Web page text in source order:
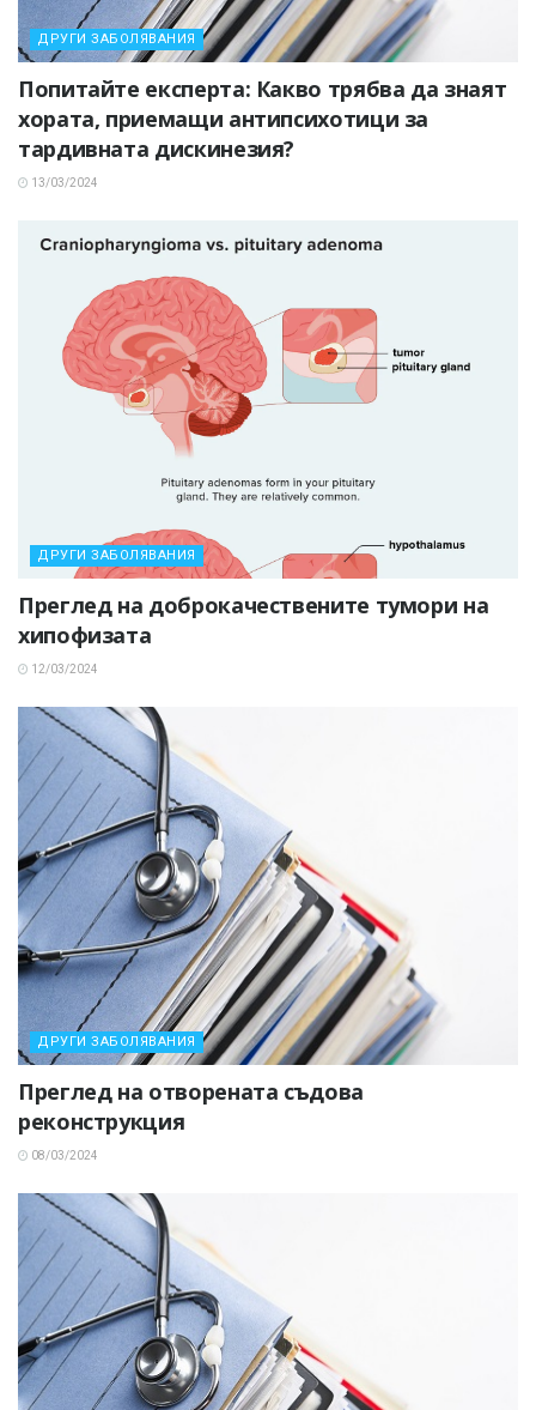
ДРУГИ ЗАБОЛЯВАНИЯ
Попитайте експерта: Какво трябва да знаят
хората, приемащи антипсихотици за
тардивната дискинезия?
13/03/2024
ДРУГИ ЗАБОЛЯВАНИЯ
Преглед на доброкачествените тумори на
хипофизата
12/03/2024
ДРУГИ ЗАБОЛЯВАНИЯ
Преглед на отворената съдова
реконструкция
08/03/2024